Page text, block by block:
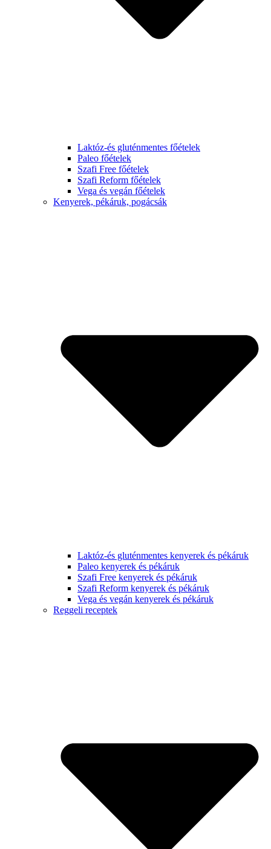
Laktóz-és gluténmentes főételek
Paleo főételek
Szafi Free főételek
Szafi Reform főételek
Vega és vegán főételek
Kenyerek, pékáruk, pogácsák
Laktóz-és gluténmentes kenyerek és pékáruk
Paleo kenyerek és pékáruk
Szafi Free kenyerek és pékáruk
Szafi Reform kenyerek és pékáruk
Vega és vegán kenyerek és pékáruk
Reggeli receptek